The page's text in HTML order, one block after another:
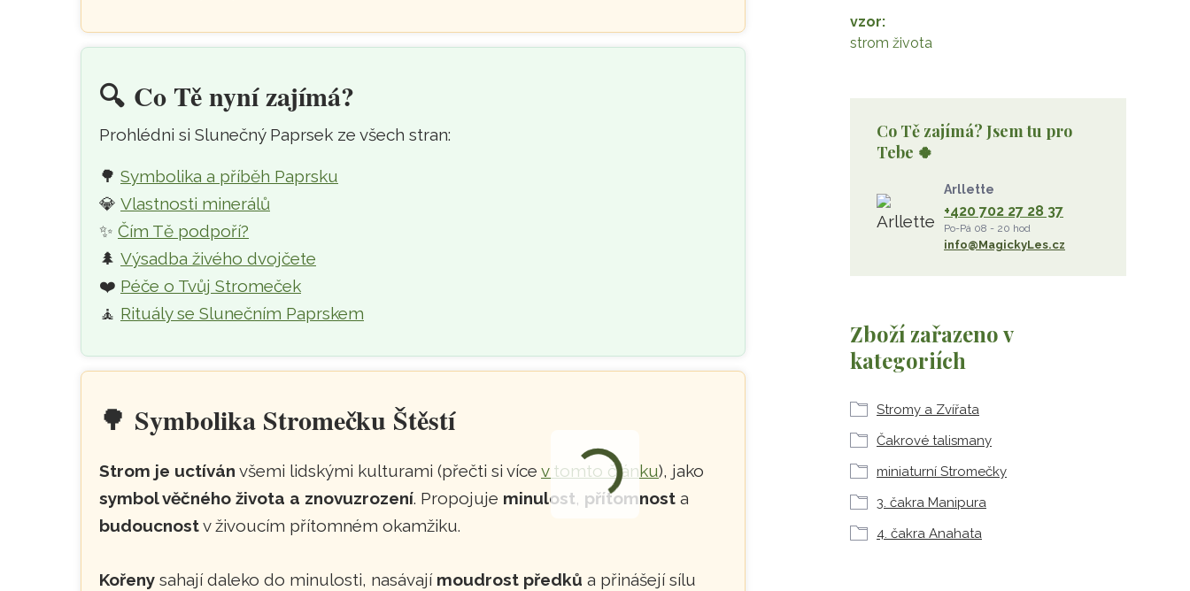
🔍️ Co Tě nyní zajímá?
Prohlédni si Slunečný Paprsek ze všech stran:
🌳 Symbolika a příběh Paprsku
💎 Vlastnosti minerálů
✨ Čím Tě podpoří?
🌲 Výsadba živého dvojčete
❤️ Péče o Tvůj Stromeček
🧘 Rituály se Slunečním Paprskem
🌳 Symbolika Stromečku Štěstí
Strom je uctíván všemi lidskými kulturami (přečti si více v tomto článku), jako
symbol věčného života a znovuzrození. Propojuje minulost, přítomnost a
budoucnostv živoucím přítomném okamžiku.
Kořeny sahají daleko do minulosti, nasávají moudrost předků a přinášejí sílu
vzor
strom života
Zboží zařazeno v
kategoriích
Stromy a Zvířata
Čakrové talismany
miniaturní Stromečky
3. čakra Manipura
4. čakra Anahata
Co Tě zajímá? Jsem tu pro
Tebe 🍀
Arllette
+420 702 27 28 37
Po-Pá 08 - 20 hod
info@MagickyLes.cz